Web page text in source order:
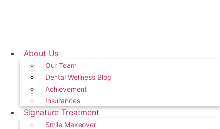
About Us
Our Team
Dental Wellness Blog
Achievement
Insurances
Signature Treatment
Smile Makeover